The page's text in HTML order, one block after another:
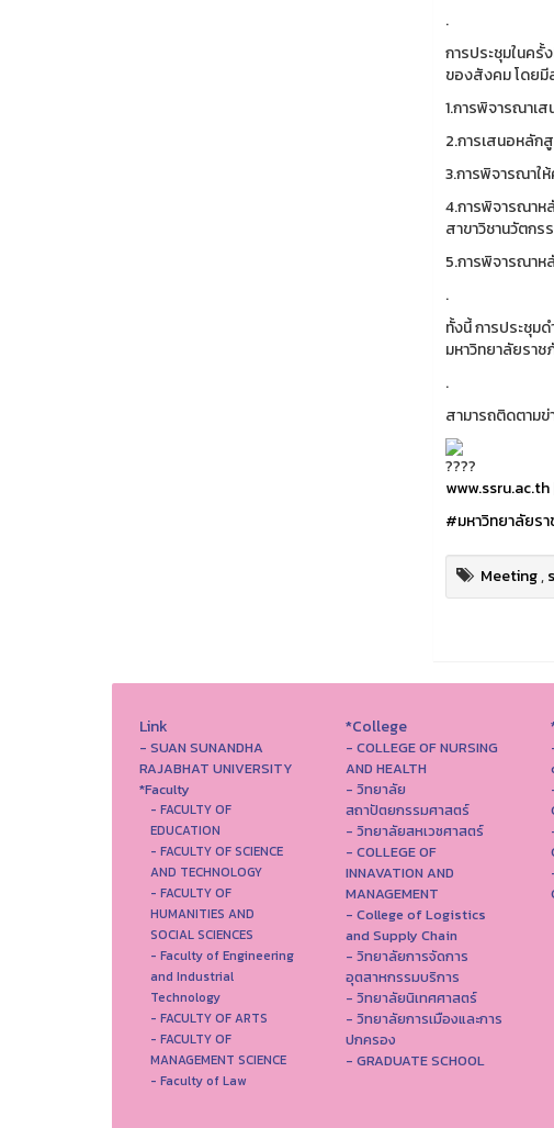
.
การประชุมในค
ของสังคม โดย
1.การพิจารณาเ
2.การเสนอหลัก
3.การพิจารณาใ
4.การพิจารณา
สาขาวิชานวัตก
5.การพิจารณาห
.
ทั้งนี้ การประชุม
มหาวิทยาลัยราช
.
สามารถติดตามข่
www.ssru.ac.th
#มหาวิทยาลัยร
Meeting,
Link
- SUAN SUNANDHA
RAJABHAT UNIVERSITY
*Faculty
- FACULTY OF
EDUCATION
- FACULTY OF SCIENCE
AND TECHNOLOGY
- FACULTY OF
HUMANITIES AND
SOCIAL SCIENCES
- Faculty of Engineering
and Industrial
Technology
- FACULTY OF ARTS
- FACULTY OF
MANAGEMENT SCIENCE
- Faculty of Law
*College
- COLLEGE OF NURSING
AND HEALTH
- วิทยาลัย
สถาปัตยกรรมศาสตร์
- วิทยาลัยสหเวชศาสตร์
- COLLEGE OF
INNAVATION AND
MANAGEMENT
- College of Logistics
and Supply Chain
- วิทยาลัยการจัดการ
อุตสาหกรรมบริการ
- วิทยาลัยนิเทศศาสตร์
- วิทยาลัยการเมืองและการ
ปกครอง
- GRADUATE SCHOOL